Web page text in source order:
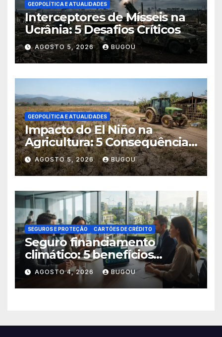
GEOPOLÍTICA E ATUALIDADES
Interceptores de Mísseis na
Ucrânia: 5 Desafios Críticos
AGOSTO 5, 2026 BUGOU
GEOPOLÍTICA E ATUALIDADES
Impacto do El Niño na
Agricultura: 5 Consequências
Críticas
AGOSTO 5, 2026 BUGOU
SEGUROS E PROTEÇÃO CARTÕES DE CRÉDITO
Seguro financiamento
climático: 5 benefícios
essenciais
AGOSTO 4, 2026 BUGOU